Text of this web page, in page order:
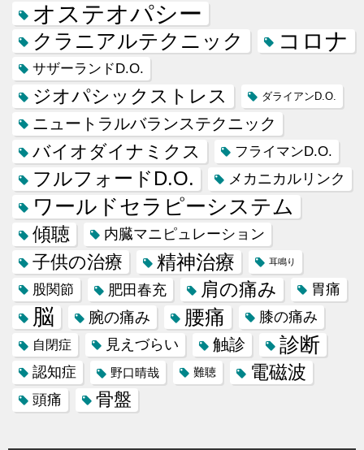
オステオパシー
クラニアルテクニック コロナ
サザーランドD.O.
ジオパシックストレス ダライアンD.O.
ニュートラルバランステクニック
バイオダイナミクス フライマンD.O.
フルフォードD.O. メカニカルリンク
ワールドセラピーシステム
傾聴 内臓マニピュレーション
子供の治療 精神治療 耳鳴り
股関節 肥田春充 肩の痛み 胃痛
脳 腕の痛み 腰痛 膝の痛み
自閉症 見えづらい 触診 診断
認知症 野口晴哉 難聴 電磁波
頭痛 骨盤